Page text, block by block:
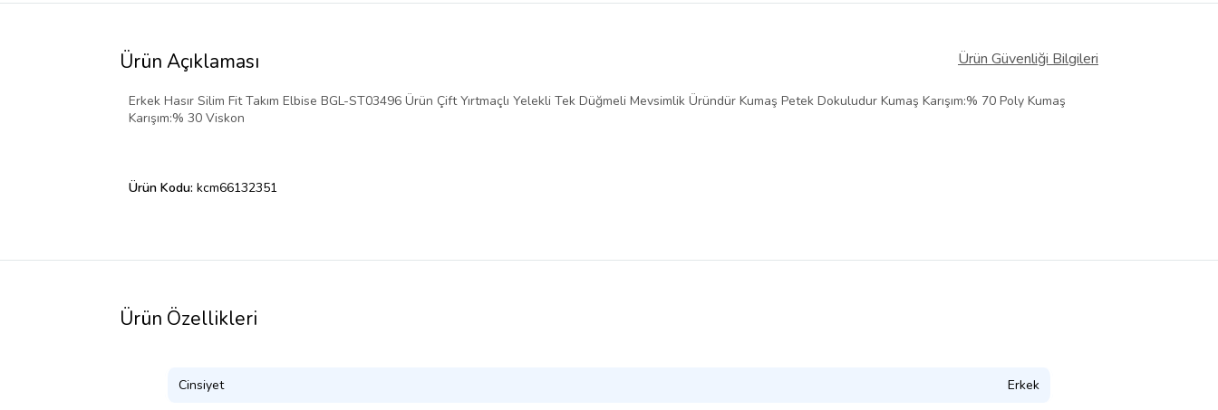
Ürün Açıklaması Ürün Güvenliği Bilgileri
Erkek Hasır Silim Fit Takım Elbise BGL-ST03496 Ürün Çift Yırtmaçlı Yelekli Tek Düğmeli Mevsimlik Üründür Kumaş Petek Dokuludur Kumaş Karışım:% 70 Poly Kumaş
Karışım:% 30 Viskon
Ürün Kodu: kcm66132351
Ürün Özellikleri
Cinsiyet Erkek